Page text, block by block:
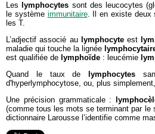
Les
lymphocytes sont des leucocytes
le système immunitaire. Il en existe deux
les T.
L’adjectif associé au lymphocyteest
maladie qui touche la lignée
est qualifiée de lymphoïde : leucémie
Quand le taux de
lymphocytes
d'hyperlymphocytose, ou, plus
Une précision grammaticale :
(comme tous les mots se terminant par le
dictionnaire Larousse l’identifie comme